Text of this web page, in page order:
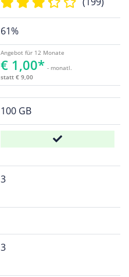
61%
Angebot für 12 Monate
€ 1,00* - monatl.
statt € 9,00
100 GB
3
3